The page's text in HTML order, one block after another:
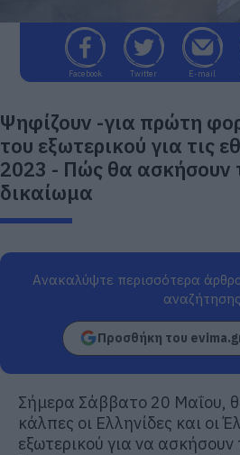
Facebook Twitter E-mail
Ψηφίζουν -για πρώτη
του εξωτερικού για τις
2023 - Πώς θα ασκήσουν
δικαίωμα
Ανακαλύψτε περισσότερα
αναζήτησης
Προσθήκη του
Σήμερα Σάββατο 20 Μαΐου,
κάλπες οι Ελληνίδες και οι
εξωτερικού για να ασκήσουν